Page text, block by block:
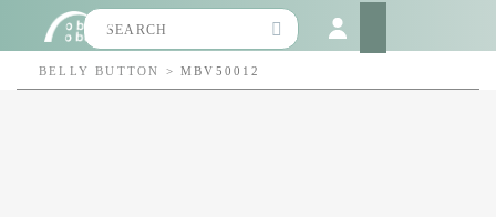
Search
BELLY BUTTON >MBV50012